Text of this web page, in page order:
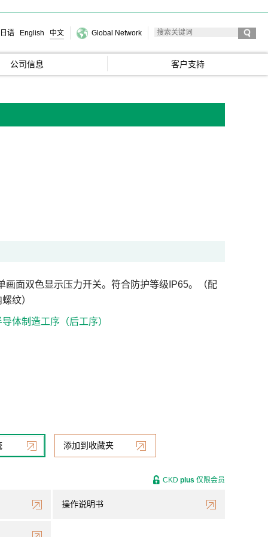
日语 English 中文 Global Network
公司信息 客户支持
画面双色显示压力开关。符合防护等级IP65。（配
纹）
导体制造工序（后工序）
添加到收藏夹
操作说明书
CKD plus 仅限会员